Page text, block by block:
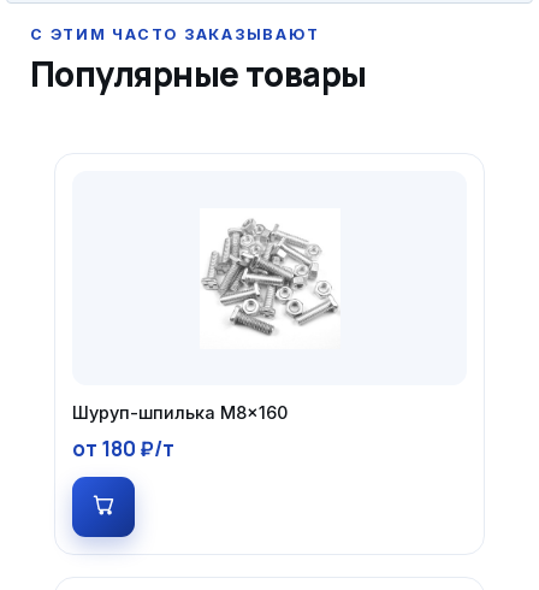
Популярные товары
Шуруп-шпилька М8×160
от 180 ₽/т